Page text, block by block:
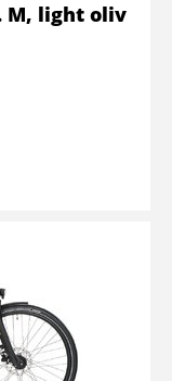
M, light oliv